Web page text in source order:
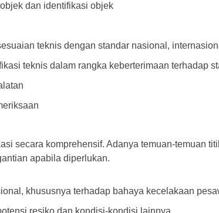
dan identifikasi objek
teknis dengan standar nasional,
teknis dalam rangka keberterimaan terhadap
secara komprehensif. Adanya temuan-temuan
apabila diperlukan.
khususnya terhadap bahaya kecelakaan
resiko dan kondisi-kondisi lainnya